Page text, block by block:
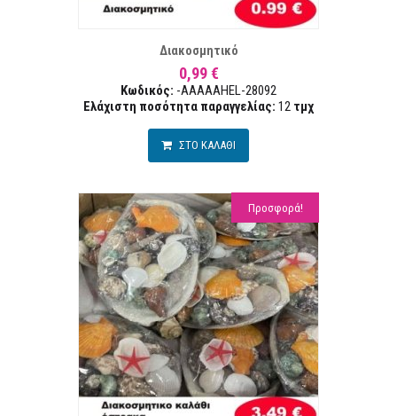
Διακοσμητικό
0,99 €
Κωδικός: -AAAAAHEL-28092
Ελάχιστη ποσότητα παραγγελίας: 12 τμχ
ΣΤΟ ΚΑΛΑΘΙ
Προσφορά!